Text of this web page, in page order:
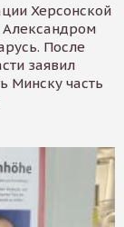
Херсонской
Александром
После
заявил
Минску часть